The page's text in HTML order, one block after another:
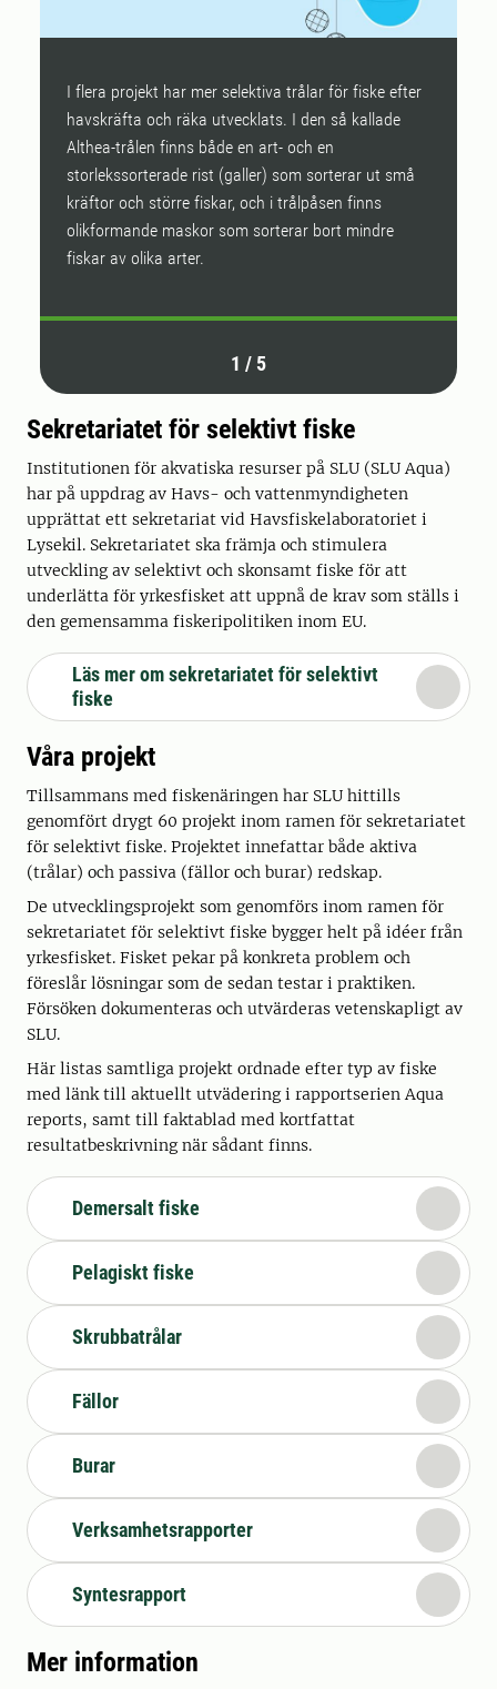
I flera projekt har mer selektiva trålar för fiske efter
havskräfta och räka utvecklats. I den så kallade
Althea-trålen finns både en art- och en
storlekssorterade rist (galler) som sorterar ut små
kräftor och större fiskar, och i trålpåsen finns
olikformande maskor som sorterar bort mindre
fiskar av olika arter.
1 / 5
Sekretariatet för selektivt fiske
Institutionen för akvatiska resurser på SLU (SLU Aqua)
har på uppdrag av Havs- och vattenmyndigheten
upprättat ett sekretariat vid Havsfiskelaboratoriet i
Lysekil. Sekretariatet ska främja och stimulera
utveckling av selektivt och skonsamt fiske för att
underlätta för yrkesfisket att uppnå de krav som ställs i
den gemensamma fiskeripolitiken inom EU.
Läs mer om sekretariatet för selektivt
fiske
Våra projekt
Tillsammans med fiskenäringen har SLU hittills
genomfört drygt 60 projekt inom ramen för sekretariatet
för selektivt fiske. Projektet innefattar både aktiva
(trålar) och passiva (fällor och burar) redskap.
De utvecklingsprojekt som genomförs inom ramen för
sekretariatet för selektivt fiske bygger helt på idéer från
yrkesfisket. Fisket pekar på konkreta problem och
föreslår lösningar som de sedan testar i praktiken.
Försöken dokumenteras och utvärderas vetenskapligt av
SLU.
Här listas samtliga projekt ordnade efter typ av fiske
med länk till aktuellt utvädering i rapportserien Aqua
reports, samt till faktablad med kortfattat
resultatbeskrivning när sådant finns.
Demersalt fiske
Pelagiskt fiske
Skrubbatrålar
Fällor
Burar
Verksamhetsrapporter
Syntesrapport
Mer information